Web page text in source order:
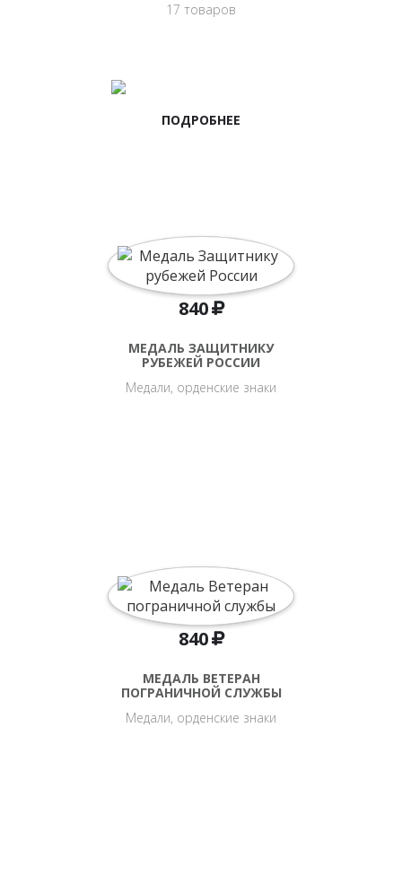
17 товаров
ПОДРОБНЕЕ
840
МЕДАЛЬ ЗАЩИТНИКУ
РУБЕЖЕЙ РОССИИ
Медали, орденские знаки
840
МЕДАЛЬ ВЕТЕРАН
ПОГРАНИЧНОЙ СЛУЖБЫ
Медали, орденские знаки